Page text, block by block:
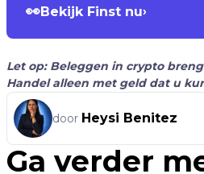
👀Bekijk Finst nu›
Let op: Beleggen in crypto
Handel alleen met geld dat u
door Heysi Benitez
Ga verder